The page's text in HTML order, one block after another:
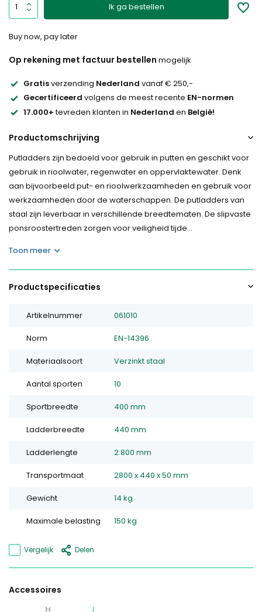
Ik ga bestellen
Buy now, pay later
Op rekening met factuur bestellen mogelijk
Gratisverzending Nederland vanaf € 250,-
Gecertificeerd volgens de meest recente EN-normen
17.000+tevreden klanten in Nederland en België!
Productomschrijving
Putladders zijn bedoeld voor gebruik in putten en geschikt voor
gebruik in rioolwater, regenwater en oppervlaktewater. Denk
aan bijvoorbeeld put- en rioolwerkzaamheden en gebruik voor
werkzaamheden door de waterschappen. De putladders van
staal zijn leverbaar in verschillende breedtematen. De slipvaste
ponsroostertreden zorgen voor veiligheid tijde...
Toon meer
Productspecificaties
Artikelnummer 061010
Norm EN-14396
Materiaalsoort Verzinkt staal
Aantal sporten 10
Sportbreedte 400 mm
Ladderbreedte 440 mm
Ladderlengte 2.800 mm
Transportmaat 2800 x 440 x 50 mm
Gewicht 14 kg
Maximale belasting 150 kg
Vergelijk Delen
Accessoires